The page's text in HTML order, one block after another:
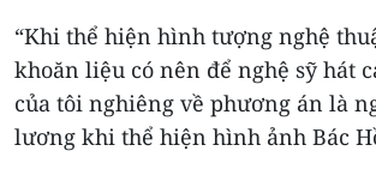
“Khi thể hiện hình tượng nghệ
khoăn liệu có nên để nghệ sỹ hát
của tôi nghiêng về phương án là
lương khi thể hiện hình ảnh Bác